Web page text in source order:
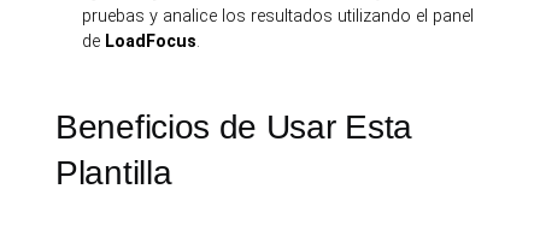
pruebas y analice los resultados utilizando el panel
de LoadFocus.
Beneficios de Usar Esta
Plantilla